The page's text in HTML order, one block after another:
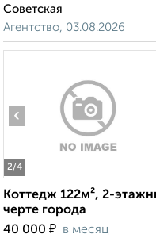
Советская
Агентство, 03.08.2026
2/4
‹
Коттедж 122м², 2-
черте города
40 000 ₽ в месяц